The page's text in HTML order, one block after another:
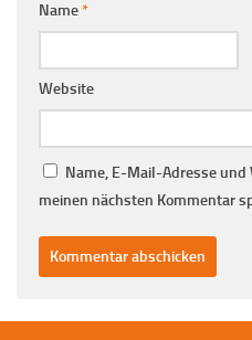
Name*
Website
Name, E-Mail-Adresse
meinen nächsten Kommentar